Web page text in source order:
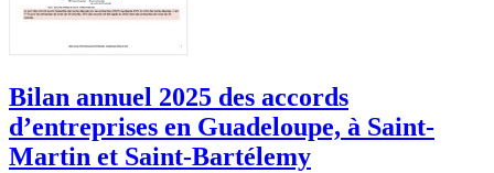
Bilan annuel 2025 des accords
d’entreprises en Guadeloupe, à Saint-
Martin et Saint-Bartélemy